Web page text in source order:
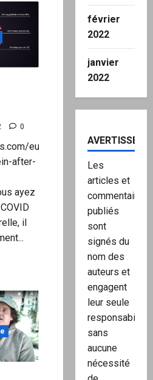
0
eu/2022/04/how-
after-
ayez
il
février
2022
janvier
2022
Les
articles et
commentaires
publiés
sont
signés du
nom des
auteurs et
engagent
leur seule
responsabilité,
sans
aucune
nécessité